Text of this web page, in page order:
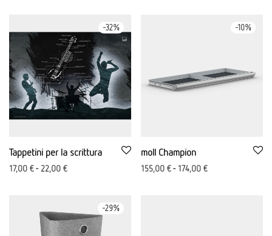
-32%
Tappetini per la scrittura
17,00 €- 22,00 €
-10%
moll Champion
155,00 €- 174,00 €
-29%